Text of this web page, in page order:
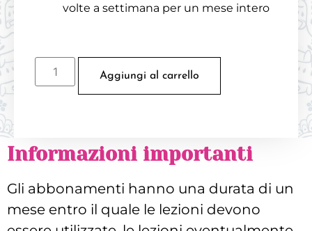
volte a settimana per un mese intero
Aggiungi al carrello
Informazioni importanti
Gli abbonamenti hanno una durata di un
mese entro il quale le lezioni devono